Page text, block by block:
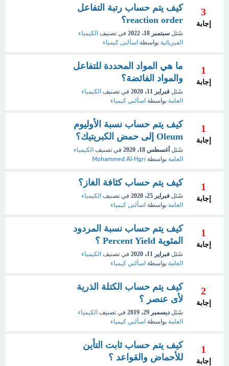
3
إجابة
كيف يتم حساب رتبة التفاعل
reaction order؟
سُئل سبتمبر 18، 2022 في تصنيف الكيمياء
الفيزيائية بواسطة اسألنى كيمياء
1
إجابة
ما هي المواد المحددة للتفاعل
والمواد الفائضة؟
سُئل فبراير 11، 2020 في تصنيف الكيمياء
العامة بواسطة اسألني كيمياء
1
إجابة
كيف يتم حساب نسبة الأوليوم
Oleum إلى حمض الكبريتيك؟
سُئل أغسطس 18، 2020 في تصنيف الكيمياء
العامة بواسطة Mohammed Al-Hgri
1
إجابة
كيف يتم حساب كثافة الغاز؟
سُئل فبراير 25، 2020 في تصنيف الكيمياء
العامة بواسطة اسألنى كيمياء
1
إجابة
كيف يتم حساب نسبة المردود
المئوية Percent Yield ؟
سُئل فبراير 11، 2020 في تصنيف الكيمياء
العامة بواسطة اسألني كيمياء
2
إجابة
كيف يتم حساب الكتلة الذرية
لأى عنصر ؟
سُئل ديسمبر 29، 2019 في تصنيف الكيمياء
العامة بواسطة اسألني كيمياء
1
إجابة
كيف يتم حساب ثابت التأين
للأحماض والقواعد ؟